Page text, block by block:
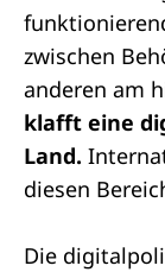
zwischen
anderen am
klafft eine
Land.
diesen
Die